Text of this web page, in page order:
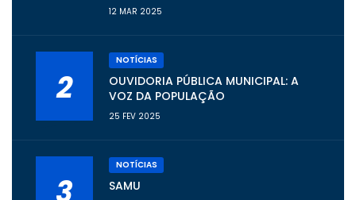
12 MAR 2025
2
NOTÍCIAS
OUVIDORIA PÚBLICA MUNICIPAL: A
VOZ DA POPULAÇÃO
25 FEV 2025
NOTÍCIAS
SAMU